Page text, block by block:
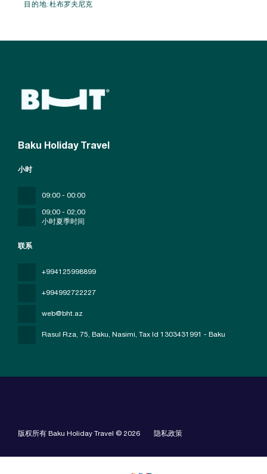
目的地:杜布罗夫尼克
Baku Holiday Travel
联系
+994125998899
+994992722227
web@bht.az
Rasul Rza, 75, Baku, Nasimi, Tax Id 1303431991 - Baku
小时
09:00 - 00:00
09;00 - 02;00
小时夏季时间
版权所有 Baku Holiday Travel © 2026 隐私政策